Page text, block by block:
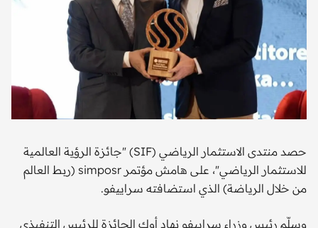
حصد منتدى الاستثمار الرياضي (SIF) "جائزة الرؤية العالمية
للاستثمار الرياضي"، على هامش مؤتمر simposr (ربط العالم
من خلال الرياضة) الذي استضافته سراييفو.
وسلّم رئيس وزراء سراييفو نهاد أوك الجائزة للرئيس التنفيذي